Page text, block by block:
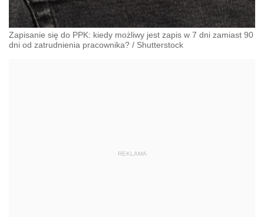
Zapisanie się do PPK: kiedy możliwy jest zapis w 7 dni zamiast 90
dni od zatrudnienia pracownika? / Shutterstock